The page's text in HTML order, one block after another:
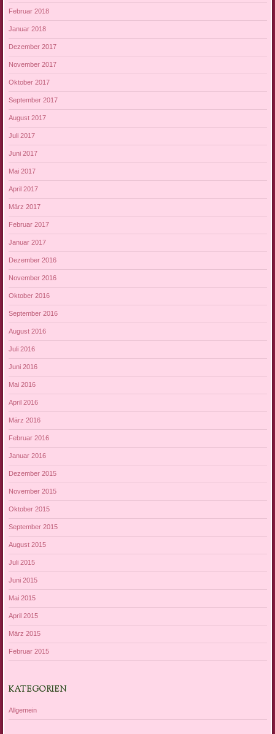
Februar 2018
Januar 2018
Dezember 2017
November 2017
Oktober 2017
September 2017
August 2017
Juli 2017
Juni 2017
Mai 2017
April 2017
März 2017
Februar 2017
Januar 2017
Dezember 2016
November 2016
Oktober 2016
September 2016
August 2016
Juli 2016
Juni 2016
Mai 2016
April 2016
März 2016
Februar 2016
Januar 2016
Dezember 2015
November 2015
Oktober 2015
September 2015
August 2015
Juli 2015
Juni 2015
Mai 2015
April 2015
März 2015
Februar 2015
KATEGORIEN
Allgemein